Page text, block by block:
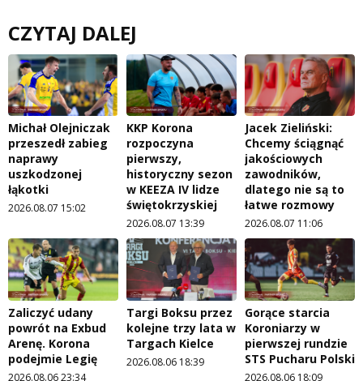
CZYTAJ DALEJ
Michał Olejniczak
przeszedł zabieg
naprawy
uszkodzonej
łąkotki
2026.08.07 15:02
KKP Korona
rozpoczyna
pierwszy,
historyczny sezon
w KEEZA IV lidze
świętokrzyskiej
2026.08.07 13:39
Jacek Zieliński:
Chcemy ściągnąć
jakościowych
zawodników,
dlatego nie są to
łatwe rozmowy
2026.08.07 11:06
Zaliczyć udany
powrót na Exbud
Arenę. Korona
podejmie Legię
2026.08.06 23:34
Targi Boksu przez
kolejne trzy lata w
Targach Kielce
2026.08.06 18:39
Gorące starcia
Koroniarzy w
pierwszej rundzie
STS Pucharu Polski
2026.08.06 18:09